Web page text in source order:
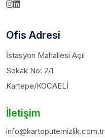
Ofis Adresi
İstasyon Mahallesi Açıl
Sokak No: 2/1
Kartepe/KOCAELİ
İletişim
info@kartoputemizlik.com.tr